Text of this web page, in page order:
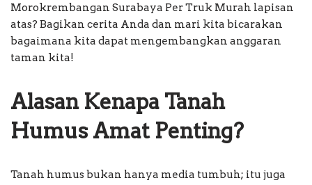
Morokrembangan Surabaya Per Truk Murah lapisan
atas? Bagikan cerita Anda dan mari kita bicarakan
bagaimana kita dapat mengembangkan anggaran
taman kita!
Alasan Kenapa Tanah
Humus Amat Penting?
Tanah humus bukan hanya media tumbuh; itu juga